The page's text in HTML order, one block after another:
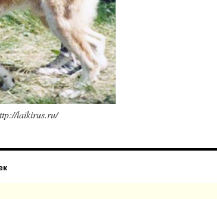
laikirus.ru/